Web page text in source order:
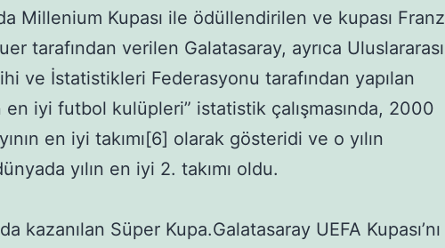
Millenium Kupası ile ödüllendirilen ve kupası Franz
tarafından verilen Galatasaray, ayrıca Uluslararası
ve İstatistikleri Federasyonu tarafından yapılan
en iyi futbol kulüpleri” istatistik çalışmasında, 2000
en iyi takımı[6] olarak gösteridi ve o yılın
yılın en iyi 2. takımı oldu.
kazanılan Süper Kupa.Galatasaray UEFA Kupası’nı